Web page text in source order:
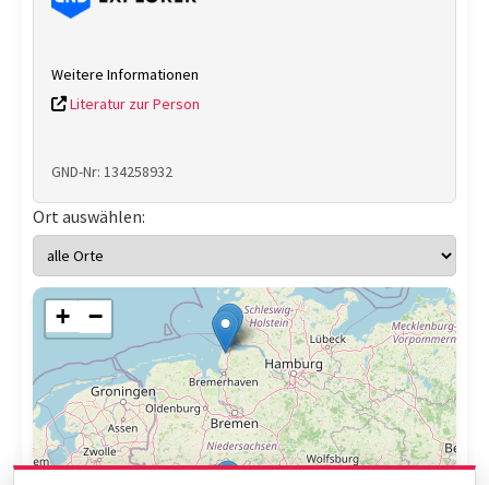
Weitere Informationen
Literatur zur Person
GND-Nr: 134258932
Ort auswählen:
+ −